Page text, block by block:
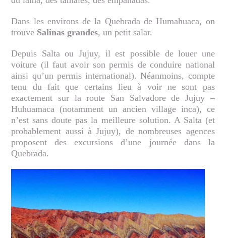
Dans les environs de la Quebrada de Humahuaca, on
trouve Salinas grandes, un petit salar.
Depuis Salta ou Jujuy, il est possible de louer une
voiture (il faut avoir son permis de conduire national
ainsi qu’un permis international). Néanmoins, compte
tenu du fait que certains lieu à voir ne sont pas
exactement sur la route San Salvadore de Jujuy –
Huhuamaca (notamment un ancien village inca), ce
n’est sans doute pas la meilleure solution. A Salta (et
probablement aussi à Jujuy), de nombreuses agences
proposent des excursions d’une journée dans la
Quebrada.